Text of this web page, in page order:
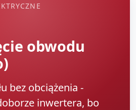
obwodu
bez obciążenia -
inwertera, bo